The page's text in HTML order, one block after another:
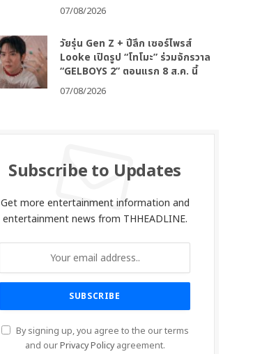
07/08/2026
วัยรุ่น Gen Z + ปีลึก เซอร์ไพรส์
Looke เปิดรูป “โทโมะ” ร่วมจักรวาล
“GELBOYS 2” ตอนแรก 8 ส.ค. นี้
07/08/2026
Subscribe to Updates
Get more entertainment information and
entertainment news from THHEADLINE.
By signing up, you agree to the our terms
and ourPrivacy Policyagreement.